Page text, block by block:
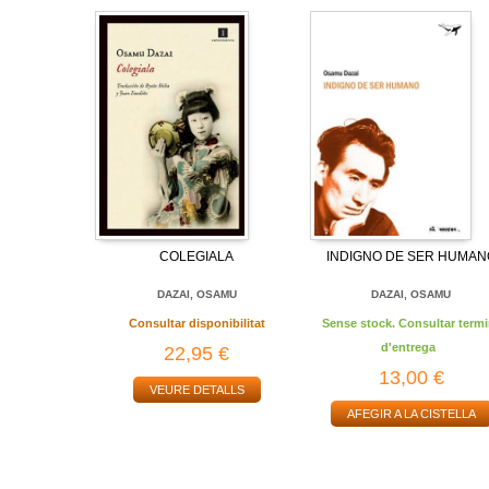
COLEGIALA
DAZAI, OSAMU
Consultar disponibilitat
22,95 €
VEURE DETALLS
INDIGNO DE SER
DAZAI, OSAMU
Sense stock. Consultar
d'entrega
13,00 €
AFEGIR A LA CISTELLA